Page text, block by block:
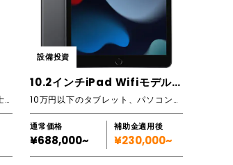
【WindowsノートPC】NEC、富士通、DELL等あり。スペックに合わせてご提案します！
設備投資
10.2インチiPad Wifiモデル（10台）
10万円以下のタブレット、パソコンが実質負担1/3で導入可能
通常価格
¥688,000~
補助金適用後
¥230,000~